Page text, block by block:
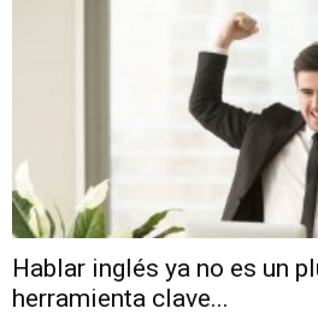
Hablar inglés ya no es un
herramienta clave...